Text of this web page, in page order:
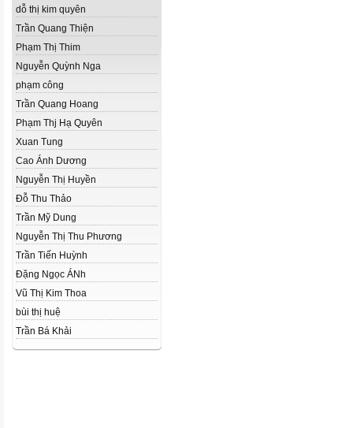
dỗ thị kim quyên
Trần Quang Thiện
Phạm Thị Thim
Nguyễn Quỳnh Nga
phạm công
Trần Quang Hoang
Phạm Thj Hạ Quyên
Xuan Tung
Cao Ánh Dương
Nguyễn Thị Huyền
Đỗ Thu Thảo
Trần Mỹ Dung
Nguyễn Thị Thu Phương
Trần Tiến Huỳnh
Đặng Ngọc ÁNh
Vũ Thị Kim Thoa
bùi thị huệ
Trần Bá Khải